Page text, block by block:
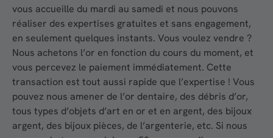
vous accueille du mardi au samedi et nous pouvons
réaliser des expertises gratuites et sans engagement,
en seulement quelques instants. Vous voulez vendre ?
Nous achetons l’or en fonction du cours du moment, et
vous percevez le paiement immédiatement. Cette
transaction est tout aussi rapide que l’expertise ! Vous
pouvez nous amener de l’or dentaire, des débris d’or,
tous types d’objets d’art en or et en argent, des bijoux
argent, des bijoux pièces, de l’argenterie, etc. Si nous